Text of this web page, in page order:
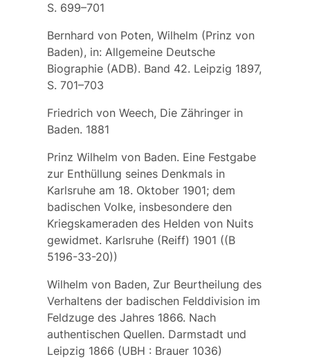
S. 699–701
Bernhard von Poten, Wilhelm (Prinz von
Baden), in: Allgemeine Deutsche
Biographie (ADB). Band 42. Leipzig 1897,
S. 701–703
Friedrich von Weech, Die Zähringer in
Baden. 1881
Prinz Wilhelm von Baden. Eine Festgabe
zur Enthüllung seines Denkmals in
Karlsruhe am 18. Oktober 1901; dem
badischen Volke, insbesondere den
Kriegskameraden des Helden von Nuits
gewidmet. Karlsruhe (Reiff) 1901 ((B
5196-33-20))
Wilhelm von Baden, Zur Beurtheilung des
Verhaltens der badischen Felddivision im
Feldzuge des Jahres 1866. Nach
authentischen Quellen. Darmstadt und
Leipzig 1866 (UBH : Brauer 1036)